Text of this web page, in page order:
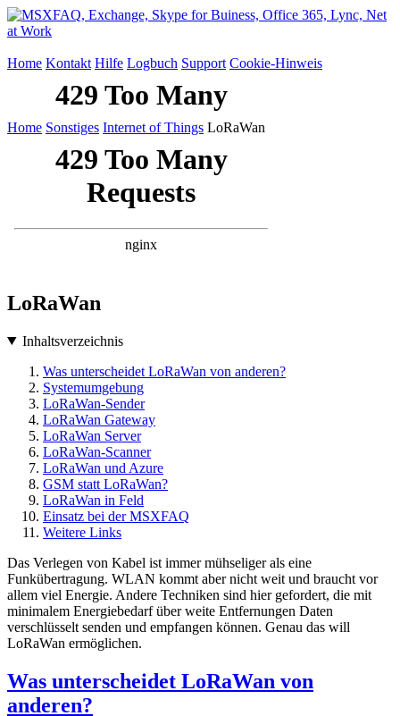
Home Kontakt Hilfe Logbuch Support Cookie-Hinweis
Home Sonstiges Internet of Things LoRaWan
LoRaWan
Inhaltsverzeichnis
Was unterscheidet LoRaWan von anderen?
Systemumgebung
LoRaWan-Sender
LoRaWan Gateway
LoRaWan Server
LoRaWan-Scanner
LoRaWan und Azure
GSM statt LoRaWan?
LoRaWan in Feld
Einsatz bei der MSXFAQ
Weitere Links
Das Verlegen von Kabel ist immer mühseliger als eine
Funkübertragung. WLAN kommt aber nicht weit und braucht vor
allem viel Energie. Andere Techniken sind hier gefordert, die mit
minimalem Energiebedarf über weite Entfernungen Daten
verschlüsselt senden und empfangen können. Genau das will
LoRaWan ermöglichen.
Was unterscheidet LoRaWan von
anderen?